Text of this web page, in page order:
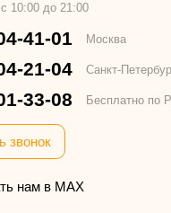
10:00 до 21:00
41-01 Москва
21-04 Санкт-
33-08 Бесплатно по
звонок
нам в MAX